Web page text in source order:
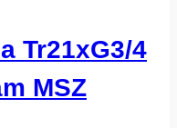
Tr21xG3/4
MSZ